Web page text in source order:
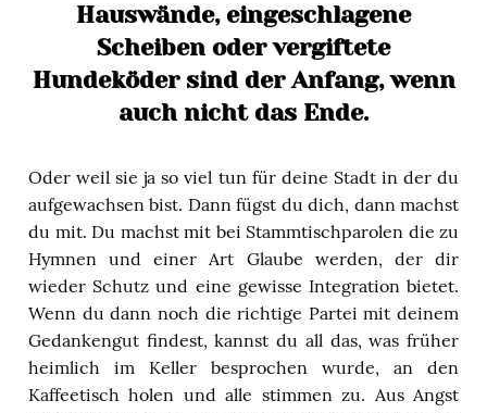
Hauswände, eingeschlagene
Scheiben oder vergiftete
Hundeköder sind der Anfang, wenn
auch nicht das Ende.
Oder weil sie ja so viel tun für deine Stadt in der du
aufgewachsen bist. Dann fügst du dich, dann machst
du mit. Du machst mit bei Stammtischparolen die zu
Hymnen und einer Art Glaube werden, der dir
wieder Schutz und eine gewisse Integration bietet.
Wenn du dann noch die richtige Partei mit deinem
Gedankengut findest, kannst du all das, was früher
heimlich im Keller besprochen wurde, an den
Kaffeetisch holen und alle stimmen zu. Aus Angst